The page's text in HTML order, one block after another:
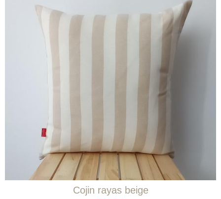
Cojin rayas beige